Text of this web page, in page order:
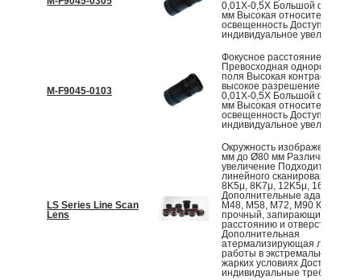
0,01X-0,5X Большой формат
мм Высокая относительная
освещенность Доступно
индивидуальное увеличение
M-F9045-0103
Фокусное расстояние 87,8 мм
Превосходная однородность
поля Высокая контрастность
высокое разрешение
0,01X-0,5X Большой формат
мм Высокая относительная
освещенность Доступно
индивидуальное увеличение
LS Series Line Scan
Lens
Окружность изображения от
мм до Ø80 мм Различное
увеличение Подходит для
линейного сканирования
8K5μ, 8K7μ, 12K5μ, 16K5μ,
Дополнительные адаптеры:
M48, M58, M72, M90
прочный, запирающийся по
расстоянию и отверстиям
Дополнительная
атермализирующая линза
работы в экстремально
жарких условиях Доступны
индивидуальные